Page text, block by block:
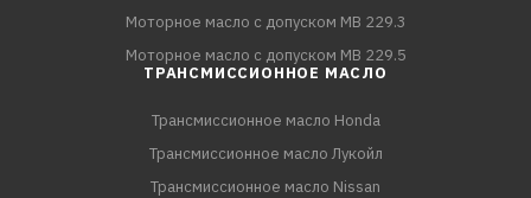
Моторное масло с допуском MB 229.3
Моторное масло с допуском MB 229.5
ТРАНСМИССИОННОЕ МАСЛО
Трансмиссионное масло Honda
Трансмиссионное масло Лукойл
Трансмиссионное масло Nissan